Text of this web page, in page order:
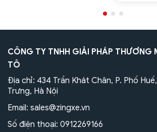
CÔNG TY TNHH GIẢI PHÁP THƯƠNG
TÔ
Địa chỉ: 434 Trần Khát Chân, P. Phố
Trưng, Hà Nội
Email: sales@zingxe.vn
Số điện thoại: 0912269166